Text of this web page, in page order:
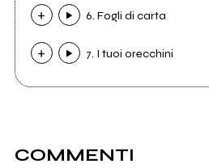
6. Fogli di carta
7. I tuoi orecchini
COMMENTI